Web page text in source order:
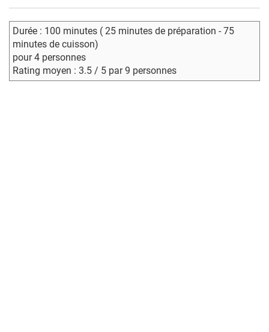
Durée : 100 minutes ( 25 minutes de préparation - 75
minutes de cuisson)
pour 4 personnes
Rating moyen : 3.5 / 5 par 9 personnes